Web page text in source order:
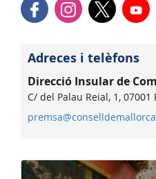
Adreces i telèfons
Direcció Insular de
C/ del Palau Reial, 1, 07001